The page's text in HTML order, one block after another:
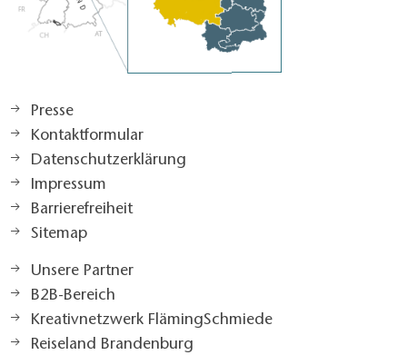
Presse
Kontaktformular
Datenschutzerklärung
Impressum
Barrierefreiheit
Sitemap
Unsere Partner
B2B-Bereich
Kreativnetzwerk FlämingSchmiede
Reiseland Brandenburg